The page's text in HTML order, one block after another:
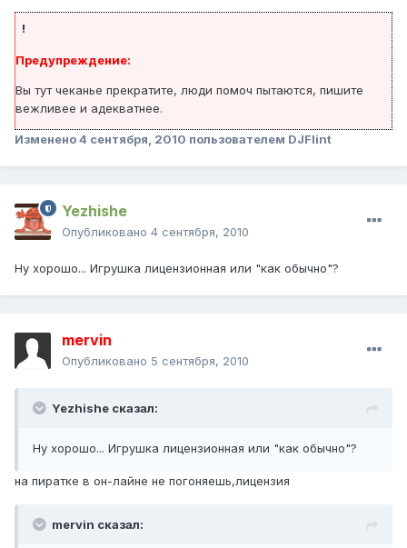
!
Предупреждение:
Вы тут чеканье прекратите, люди помоч пытаются, пишите
вежливее и адекватнее.
Изменено4 сентября, 2010 пользователем DJFlint
Yezhishe
Опубликовано 4 сентября, 2010
Ну хорошо... Игрушка лицензионная или "как обычно"?
mervin
Опубликовано 5 сентября, 2010
Yezhishe сказал:
Ну хорошо... Игрушка лицензионная или "как обычно"?
на пиратке в он-лайне не погоняешь,лицензия
mervin сказал: